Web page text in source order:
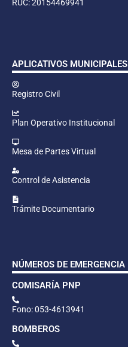
RUC: 20154469941
APLICATIVOS MUNICIPALES
Registro Civil
Plan Operativo Institucional
Mesa de Partes Virtual
Control de Asistencia
Trámite Documentario
NÚMEROS DE EMERGENCIA
COMISARÍA PNP
Fono: 053-4613941
BOMBEROS